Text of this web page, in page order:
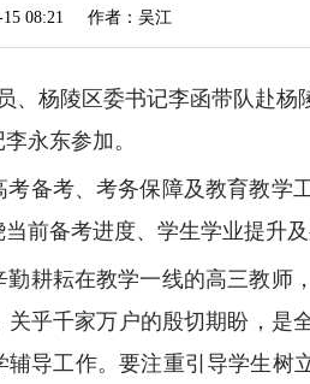
08:21 作者：吴江
、杨陵区委书记李函带队赴
永东参加。
备考、考务保障及教育教
前备考进度、学生学业提升
耕耘在教学一线的高三教师
乎千家万户的殷切期盼，是
导工作。要注重引导学生